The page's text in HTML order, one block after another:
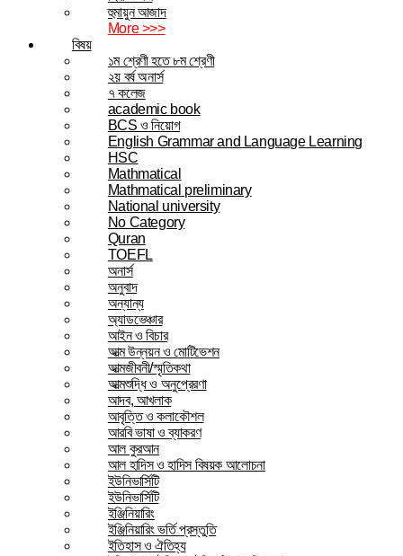
হুমায়ুন আজাদ
More >>>
বিষয়
১ম শ্রেণী হতে ৮ম শ্রেণী
২য় বর্ষ অনার্স
৭ কলেজ
academic book
BCS ও নিয়োগ
English Grammar and Language Learning
HSC
Mathmatical
Mathmatical preliminary
National university
No Category
Quran
TOEFL
অনার্স
অনুবাদ
অন্যান্য
অ্যাডভেঞ্চার
আইন ও বিচার
আত্ম উন্নয়ন ও মোটিভেশন
আত্মজীবনী/স্মৃতিকথা
আত্মশুদ্ধি ও অনুপ্রেরণা
আদব, আখলাক
আবৃত্তি ও কলাকৌশল
আরবি ভাষা ও ব্যাকরণ
আল কুরআন
আল হাদিস ও হাদিস বিষয়ক আলোচনা
ইউনিভার্সিটি
ইউনিভার্সিটি
ইঞ্জিনিয়ারিং
ইঞ্জিনিয়ারিং ভর্তি প্রস্তুতি
ইতিহাস ও ঐতিহ্য